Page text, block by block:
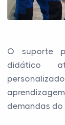
O suporte
didático
demandas do